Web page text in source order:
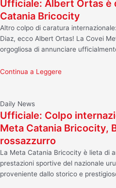
Ufficiale: Albert Ortas è
Catania Bricocity
Altro colpo di caratura
Diaz, ecco Albert Ortas! La Covei
orgogliosa di annunciare
Continua a Leggere
Daily News
Ufficiale: Colpo
Meta Catania Bricocity,
rossazzurro
La Meta Catania Bricocity è lieta di
prestazioni sportive del nazionale
proveniente dallo storico e